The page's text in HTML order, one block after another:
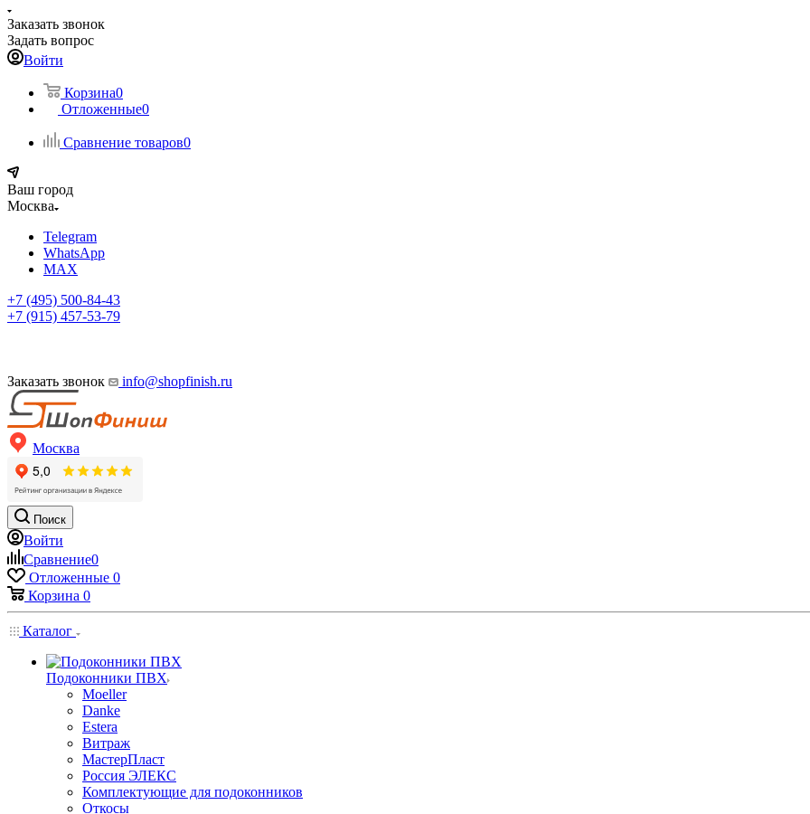
Заказать звонок
Задать вопрос
Войти
Корзина0
Отложенные0
Сравнение товаров0
Ваш город
Москва
Telegram
WhatsApp
MAX
+7 (495) 500-84-43
+7 (915) 457-53-79
Заказать звонок info@shopfinish.ru
Москва
Поиск
Войти
Сравнение0
Отложенные 0
Корзина 0
Каталог
Подоконники ПВХ
Moeller
Danke
Estera
Витраж
МастерПласт
Россия ЭЛЕКС
Комплектующие для подоконников
Откосы